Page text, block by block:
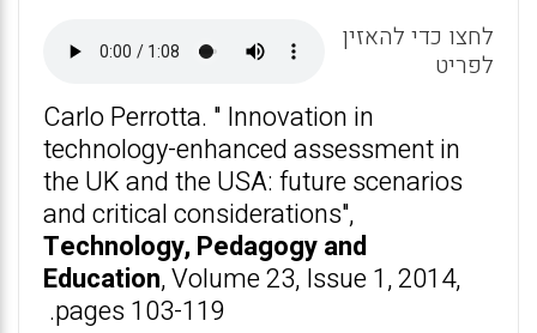
A
p
p
o
o
k
לחצו כדי להאזין
לפריט
Carlo Perrotta. " Innovation in
technology-enhanced assessment in
the UK and the USA: future scenarios
and critical considerations",
Technology, Pedagogy and
Education, Volume 23, Issue 1, 2014,
pages 103-119.